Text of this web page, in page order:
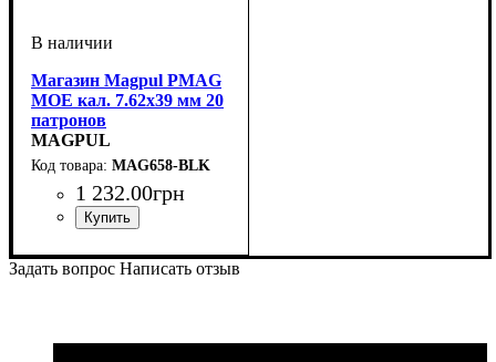
Магазин Magpul PMAG
MOE кал. 7.62х39 мм 20
патронов
MAGPUL
MAG658-BLK
1 232.00грн
Задать вопрос Написать отзыв